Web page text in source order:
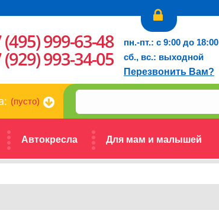
(пусто)
Автокресла Для мам и малышей
(495) 999-63-48
(929) 993-34-05
пн.-пт.: с 9:00 до 18:00
сб., вс.: выходной
Перезвонить Вам?